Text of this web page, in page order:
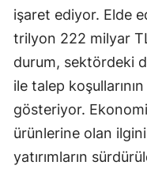
işaret ediyor. Elde
trilyon 222 milyar
durum, sektördeki
ile talep
gösteriyor.
ürünlerine olan
yatırımların